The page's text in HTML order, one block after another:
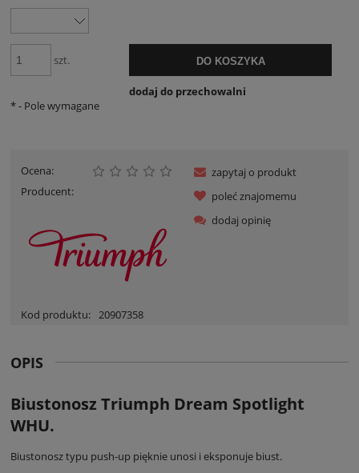
szt. DO KOSZYKA
dodaj do przechowalni
*- Pole wymagane
Ocena:
Producent:
Kod produktu: 20907358
zapytaj o produkt
poleć znajomemu
dodaj opinię
OPIS
Biustonosz Triumph Dream Spotlight
WHU.
Biustonosz typu push-up pięknie unosi i eksponuje biust.